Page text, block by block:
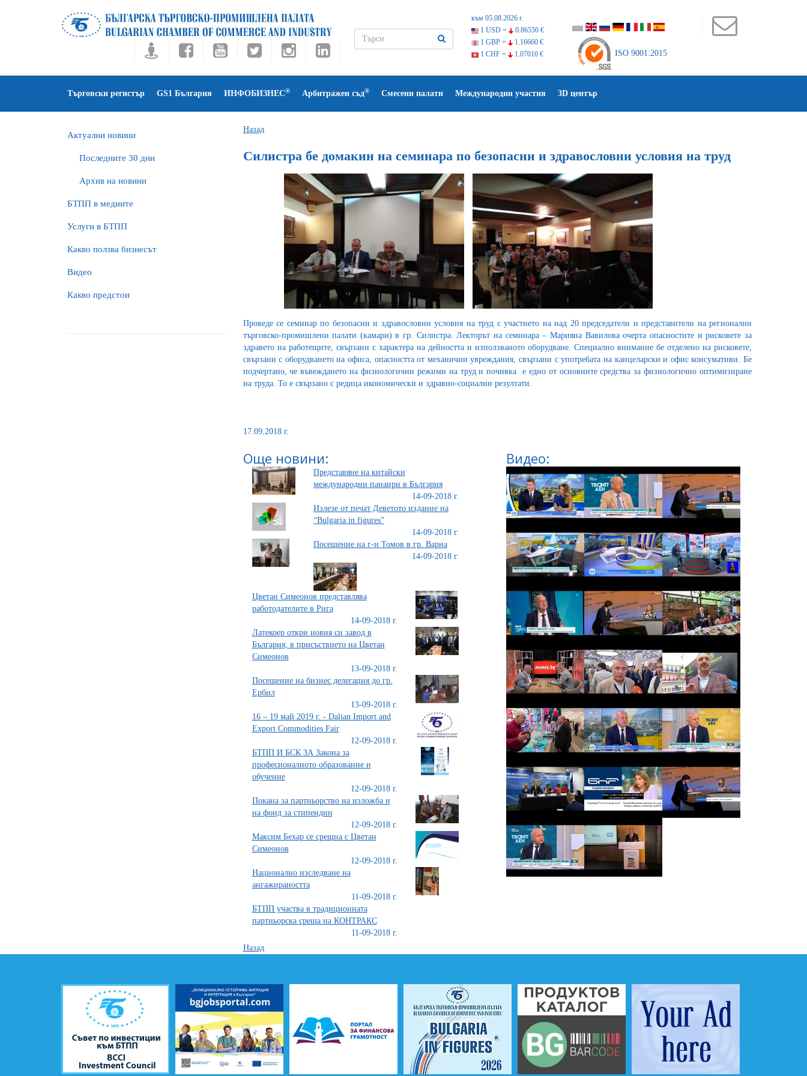
към 05.08.2026 г.
1 USD =
0.86550 €
1 GBP =
1.16660 €
1 CHF =
1.07010 € ISO 9001:2015
Търговски регистър GS1 България ИНФОБИЗНЕС® Арбитражен съд® Смесени палати Международни участия 3D център
Актуални новини
Последните 30 дни
Архив на новини
БTПП в медиите
Услуги в БТПП
Какво ползва бизнесът
Видео
Какво предстои
Назад
Силистра бе домакин на семинара по безопасни и здравословни условия на труд
Проведе се семинар по безопасни и здравословни условия на труд с участието на над 20 председатели и представители на регионални
търговско-промишлени палати (камари) в гр. Силистра. Лекторът на семинара – Марияна Вавилова очерта опасностите и рисковете за
здравето на работещите, свързани с характера на дейността и използваното оборудване. Специално внимание бе отделено на рисковете,
свързани с оборудването на офиса, опасността от механични увреждания, свързани с употребата на канцеларски и офис консумативи. Бе
подчертано, че въвеждането на физиологични режими на труд и почивка е едно от основните средства за физиологично оптимизиране
на труда. То е свързано с редица икономически и здравно-социални резултати.
17.09.2018 г.
Още новини:
Представяне на китайски
международни панаири в България
14-09-2018 г.
Излезе от печат Деветото издание на
“Bulgaria in figures”
14-09-2018 г.
Посещение на г-н Томов в гр. Варна
14-09-2018 г.
Цветан Симеонов представлява
работодателите в Рига
14-09-2018 г.
Латекоер откри новия си завод в
България, в присъствието на Цветан
Симеонов
13-09-2018 г.
Посещение на бизнес делегация до гр.
Ербил
13-09-2018 г.
16 – 19 май 2019 г. - Dalian Import and
Export Commodities Fair
12-09-2018 г.
БТПП И БСК ЗА Закона за
професионалното образование и
обучение
12-09-2018 г.
Покана за партньорство на изложба и
на фонд за стипендии
12-09-2018 г.
Максим Бехар се срещна с Цветан
Симеонов
12-09-2018 г.
Национално изследване на
ангажираността
11-09-2018 г.
БТПП участва в традиционната
партньорска среща на КОНТРАКС
11-09-2018 г.
Видео:
Назад